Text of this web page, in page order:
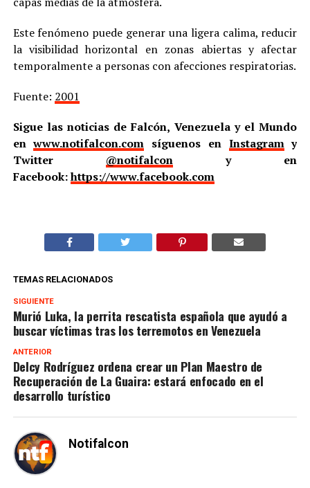
Este fenómeno puede generar una ligera calima, reducir
la visibilidad horizontal en zonas abiertas y afectar
temporalmente a personas con afecciones respiratorias.
Fuente: 2001
Sigue las noticias de Falcón, Venezuela y el Mundo
enwww.notifalcon.com síguenos en Instagramy
Twitter @notifalcony en
Facebook:https://www.facebook.com
TEMAS RELACIONADOS
SIGUIENTE
Murió Luka, la perrita rescatista española que ayudó a
buscar víctimas tras los terremotos en Venezuela
ANTERIOR
Delcy Rodríguez ordena crear un Plan Maestro de
Recuperación de La Guaira: estará enfocado en el
desarrollo turístico
Notifalcon